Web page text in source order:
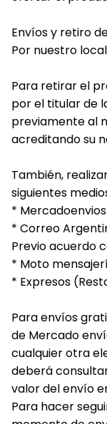
Envíos y retiro
Por nuestro
Para retirar el
por el titular de
previamente al
acreditando su
También,
siguientes
*
* Correo
Previo acuerdo
* Moto
* Expresos
Para envíos
de Mercado
cualquier otra
deberá
valor del envío
Para hacer